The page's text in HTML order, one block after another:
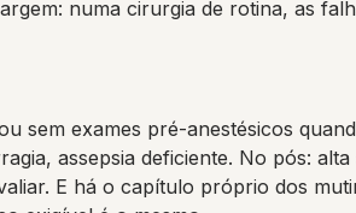
numa cirurgia de rotina, as
sem exames pré-anestésicos
assepsia deficiente. No pós:
E há o capítulo próprio dos